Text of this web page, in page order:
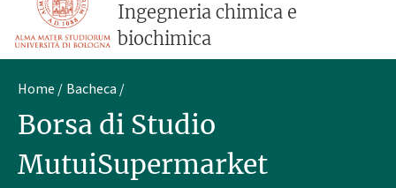
Ingegneria chimica e
biochimica
Home Bacheca
Borsa di Studio
MutuiSupermarket